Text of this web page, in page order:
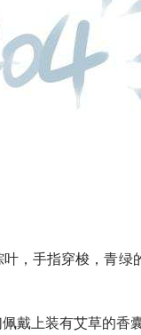
手指穿梭，青绿
上装有艾草的香囊